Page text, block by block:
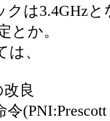
は3.4GHz
とか。
は、
改良
令